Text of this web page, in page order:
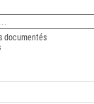
documentés